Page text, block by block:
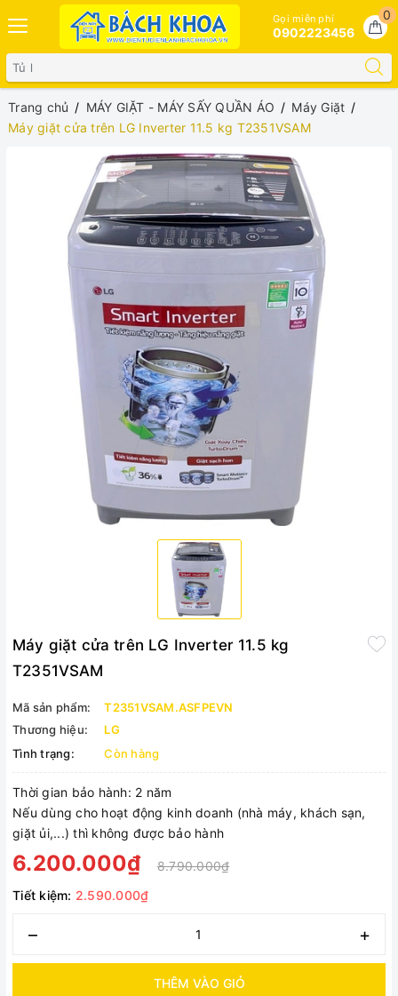
0
Gọi miễn phí
0902223456
Trang chủ MÁY GIẶT - MÁY SẤY QUẦN ÁO
Máy Giặt
Máy giặt cửa trên LG Inverter 11.5 kg T2351VSAM
Máy giặt cửa trên LG Inverter 11.5 kg
T2351VSAM
Mã sản phẩm:
T2351VSAM.ASFPEVN
Thương hiệu:
LG
Tình trạng:
Còn hàng
Thời gian bảo hành: 2 năm
Nếu dùng cho hoạt động kinh doanh (nhà máy, khách sạn,
giặt ủi,...) thì không được bảo hành
6.200.000₫
8.790.000₫
Tiết kiệm: 2.590.000₫
– +
THÊM VÀO GIỎ